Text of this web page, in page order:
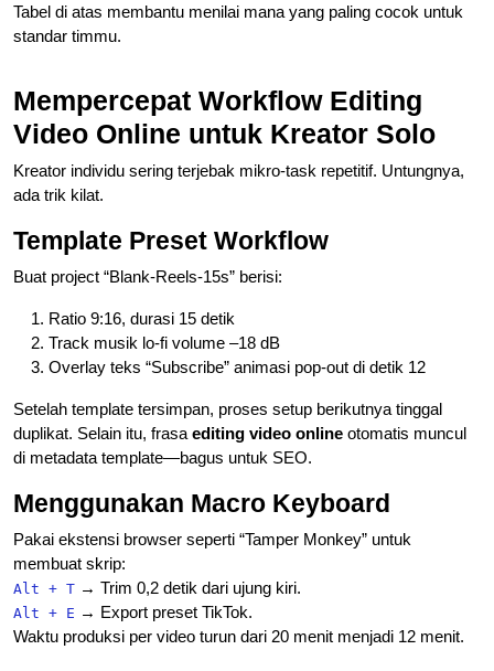
Tabel di atas membantu menilai mana yang paling cocok untuk
standar timmu.
Mempercepat Workflow Editing
Video Online untuk Kreator Solo
Kreator individu sering terjebak mikro-task repetitif. Untungnya,
ada trik kilat.
Template Preset Workflow
Buat project “Blank-Reels-15s” berisi:
Ratio 9:16, durasi 15 detik
Track musik lo-fi volume –18 dB
Overlay teks “Subscribe” animasi pop-out di detik 12
Setelah template tersimpan, proses setup berikutnya tinggal
duplikat. Selain itu, frasa editing video online otomatis muncul
di metadata template—bagus untuk SEO.
Menggunakan Macro Keyboard
Pakai ekstensi browser seperti “Tamper Monkey” untuk
membuat skrip:
Alt + T → Trim 0,2 detik dari ujung kiri.
Alt + E → Export preset TikTok.
Waktu produksi per video turun dari 20 menit menjadi 12 menit.